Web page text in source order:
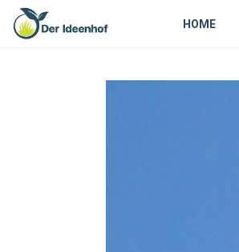
HOME